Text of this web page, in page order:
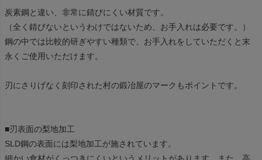
炭素鋼と違い、非常に錆びにくい材質です。
（全く錆びないというわけではないため、お手入れは必要です。）
鋼の中では比較的研ぎやすい種類で、お手入れをしていただくと末
永くご使用いただけます。
刃にさりげなく刻印された村の鍛冶屋のマークもポイントです。
■刃表面の梨地加工
SLD鋼の表面には梨地加工が施されています。